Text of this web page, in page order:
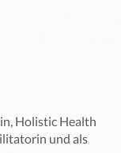
Holistic Health
und als